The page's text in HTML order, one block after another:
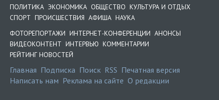
ПОЛИТИКА ЭКОНОМИКА ОБЩЕСТВО КУЛЬТУРА И ОТДЫХ
СПОРТ ПРОИСШЕСТВИЯ АФИША НАУКА
ФОТОРЕПОРТАЖИ ИНТЕРНЕТ-КОНФЕРЕНЦИИ АНОНСЫ
ВИДЕОКОНТЕНТ ИНТЕРВЬЮ КОММЕНТАРИИ
РЕЙТИНГ НОВОСТЕЙ
Главная Подписка Поиск RSS Печатная версия
Написать нам Реклама на сайте О редакции